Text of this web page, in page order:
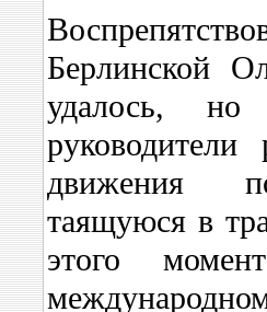
Берлинской
удалось,
руководители
движения
таящуюся в
этого